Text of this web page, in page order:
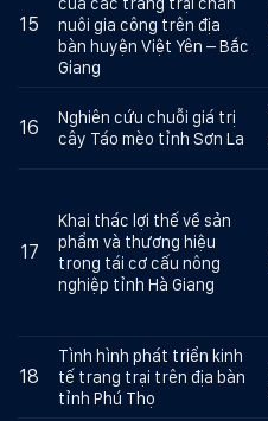
15
nuôi gia công trên địa
bàn huyện Việt Yên – Bắc
Giang
16
Nghiên cứu chuỗi giá trị
cây Táo mèo tỉnh Sơn La
17
Khai thác lợi thế về sản
phẩm và thương hiệu
trong tái cơ cấu nông
nghiệp tỉnh Hà Giang
18
Tình hình phát triển kinh
tế trang trại trên địa bàn
tỉnh Phú Thọ